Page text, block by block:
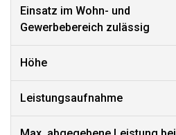
Einsatz im Wohn- und
Gewerbebereich zulässig
Höhe
Leistungsaufnahme